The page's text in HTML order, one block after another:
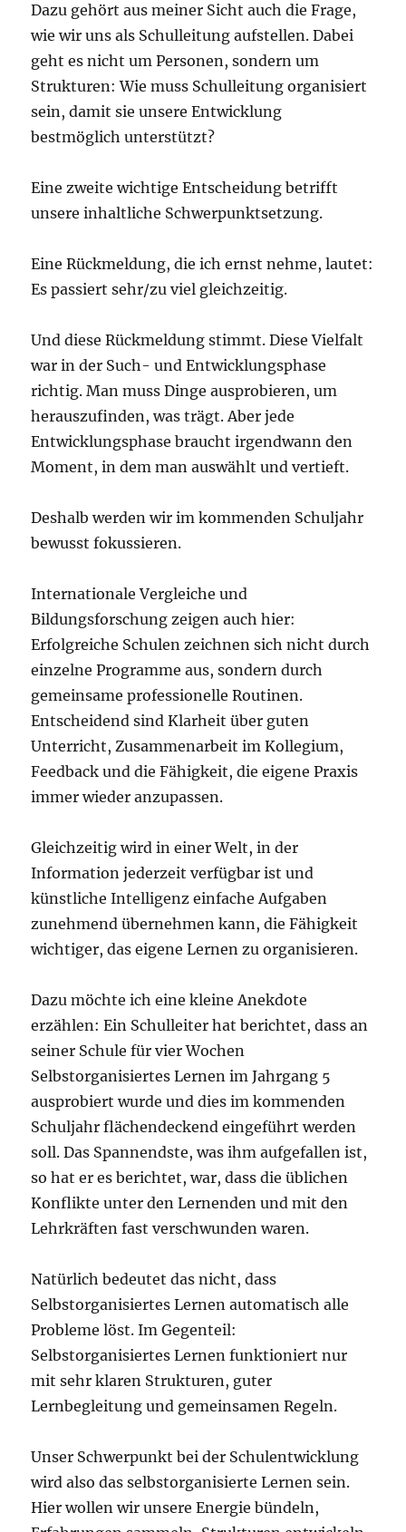
Dazu gehört aus meiner Sicht auch die Frage,
wie wir uns als Schulleitung aufstellen. Dabei
geht es nicht um Personen, sondern um
Strukturen: Wie muss Schulleitung organisiert
sein, damit sie unsere Entwicklung
bestmöglich unterstützt?
Eine zweite wichtige Entscheidung betrifft
unsere inhaltliche Schwerpunktsetzung.
Eine Rückmeldung, die ich ernst nehme, lautet:
Es passiert sehr/zu viel gleichzeitig.
Und diese Rückmeldung stimmt. Diese Vielfalt
war in der Such- und Entwicklungsphase
richtig. Man muss Dinge ausprobieren, um
herauszufinden, was trägt. Aber jede
Entwicklungsphase braucht irgendwann den
Moment, in dem man auswählt und vertieft.
Deshalb werden wir im kommenden Schuljahr
bewusst fokussieren.
Internationale Vergleiche und
Bildungsforschung zeigen auch hier:
Erfolgreiche Schulen zeichnen sich nicht durch
einzelne Programme aus, sondern durch
gemeinsame professionelle Routinen.
Entscheidend sind Klarheit über guten
Unterricht, Zusammenarbeit im Kollegium,
Feedback und die Fähigkeit, die eigene Praxis
immer wieder anzupassen.
Gleichzeitig wird in einer Welt, in der
Information jederzeit verfügbar ist und
künstliche Intelligenz einfache Aufgaben
zunehmend übernehmen kann, die Fähigkeit
wichtiger, das eigene Lernen zu organisieren.
Dazu möchte ich eine kleine Anekdote
erzählen: Ein Schulleiter hat berichtet, dass an
seiner Schule für vier Wochen
Selbstorganisiertes Lernen im Jahrgang 5
ausprobiert wurde und dies im kommenden
Schuljahr flächendeckend eingeführt werden
soll. Das Spannendste, was ihm aufgefallen ist,
so hat er es berichtet, war, dass die üblichen
Konflikte unter den Lernenden und mit den
Lehrkräften fast verschwunden waren.
Natürlich bedeutet das nicht, dass
Selbstorganisiertes Lernen automatisch alle
Probleme löst. Im Gegenteil:
Selbstorganisiertes Lernen funktioniert nur
mit sehr klaren Strukturen, guter
Lernbegleitung und gemeinsamen Regeln.
Unser Schwerpunkt bei der Schulentwicklung
wird also das selbstorganisierte Lernen sein.
Hier wollen wir unsere Energie bündeln,